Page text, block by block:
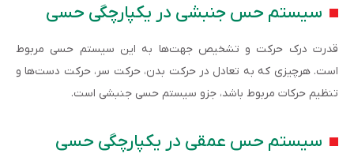
سیستم حس جنبشی در یکپارچگی حسی
قدرت درک حرکت و تشخیص جهت‌ها به این سیستم حسی مربوط
است. هرچیزی که به تعادل در حرکت بدن، حرکت سر، حرکت دست‌ها و
تنظیم حرکات مربوط باشد، جزو سیستم حسی جنبشی است.
سیستم حس عمقی در یکپارچگی حسی